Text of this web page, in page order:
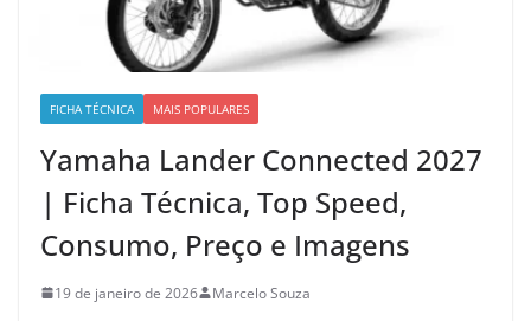
FICHA TÉCNICA MAIS POPULARES
Yamaha Lander Connected 2027
| Ficha Técnica, Top Speed,
Consumo, Preço e Imagens
19 de janeiro de 2026 Marcelo Souza